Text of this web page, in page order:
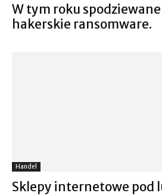
W tym roku
hakerskie ransomware.
Handel
Sklepy internetowe pod